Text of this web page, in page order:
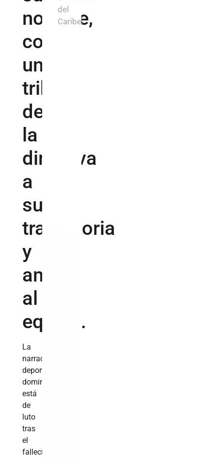
nombre,
como
un
tributo
de
la
directiva
a
su
trayectoria
y
amor
al
equipo.
La
narración
deportiva
dominicana
está
de
luto
tras
el
fallecimiento
del
Caribe,